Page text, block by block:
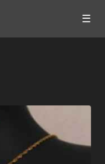
☰